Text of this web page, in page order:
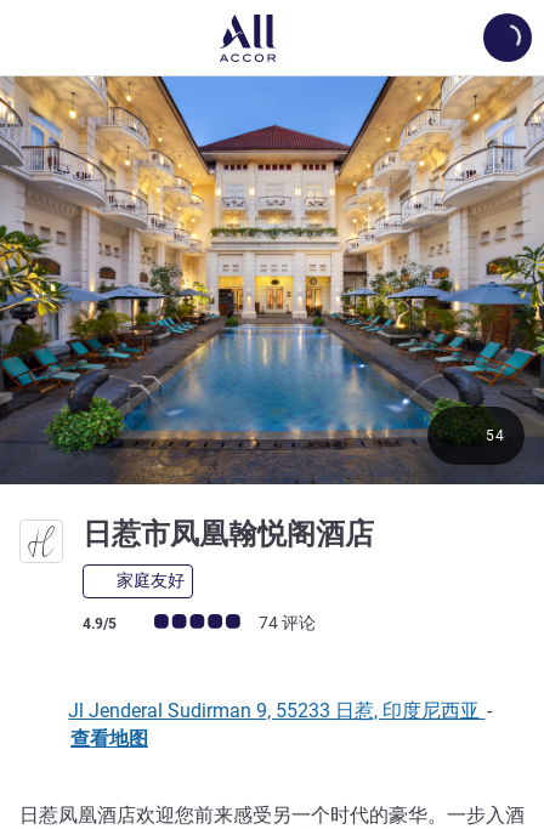
日惹市凤凰翰悦阁酒店
家庭友好
客户意见评级 (ALL 评级)
4.9/5 74 评论
54
Jl Jenderal Sudirman 9, 55233 日惹, 印度尼西亚 -
查看地图
日惹凤凰酒店欢迎您前来感受另一个时代的豪华。一步入酒